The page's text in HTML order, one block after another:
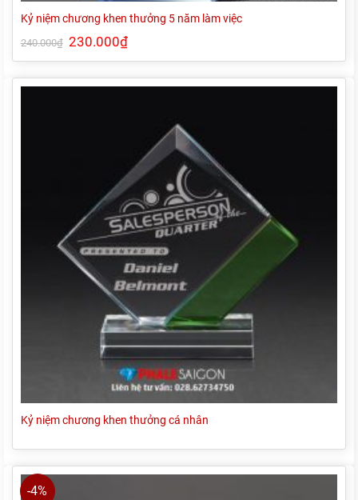
Kỷ niệm chương khen thưởng 5 năm làm việc
240.000₫ Giá
gốc
là:
230.000₫Giá
hiện
tại
230.000₫.
Kỷ niệm chương khen thưởng cá nhân
-4%